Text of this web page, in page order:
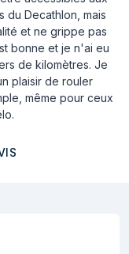
du Decathlon, mais
et ne grippe pas
bonne et je n'ai eu
de kilomètres. Je
plaisir de rouler
même pour ceux